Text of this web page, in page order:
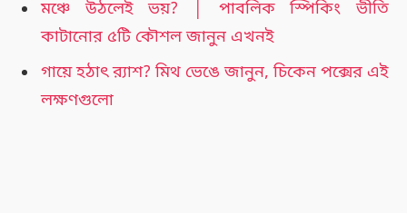
মঞ্চে উঠলেই ভয়? │ পাবলিক স্পিকিং ভীতি
কাটানোর ৫টি কৌশল জানুন এখনই
গায়ে হঠাৎ র‍্যাশ? মিথ ভেঙে জানুন, চিকেন পক্সের এই
লক্ষণগুলো